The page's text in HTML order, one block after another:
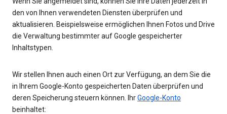
den von Ihnen verwendeten Diensten überprüfen und
aktualisieren. Beispielsweise ermöglichen Ihnen Fotos und Drive
die Verwaltung bestimmter auf Google gespeicherter
Inhaltstypen.
Wir stellen Ihnen auch einen Ort zur Verfügung, an dem Sie die
in Ihrem Google-Konto gespeicherten Daten überprüfen und
deren Speicherung steuern können. IhrGoogle-Konto
beinhaltet: